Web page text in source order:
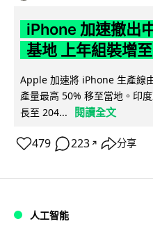
iPhone 加速撤出
基地 上年組裝增
Apple 加速將 iPhone 生產線
產量最高 50% 移至當地。印
長至 204...
閱讀全文
479 223 ↗ 分享
人工智能